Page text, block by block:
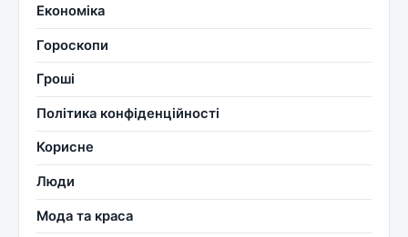
Економіка
Гороскопи
Гроші
Політика конфіденційності
Корисне
Люди
Мода та краса